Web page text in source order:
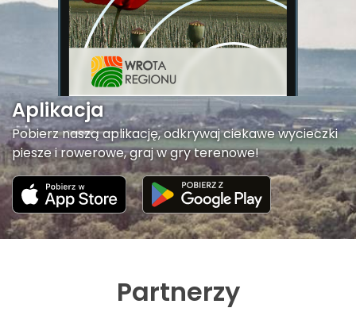
Aplikacja
Pobierz naszą aplikację, odkrywaj ciekawe wycieczki
piesze i rowerowe, graj w gry terenowe!
Partnerzy